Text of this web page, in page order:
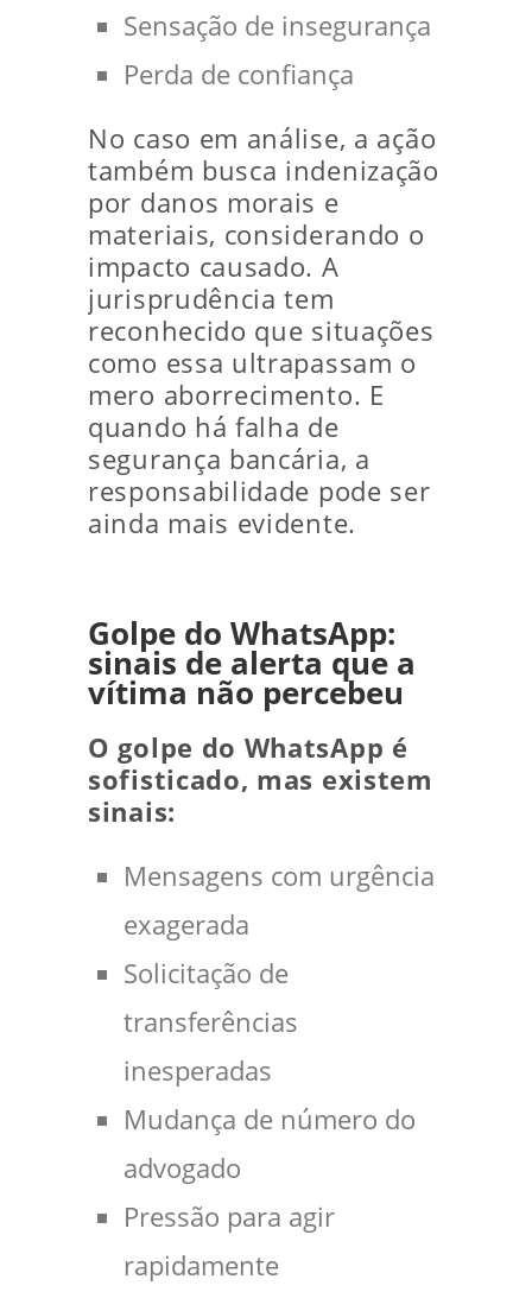
Sensação de insegurança
Perda de confiança
No caso em análise, a ação
também busca indenização
por danos morais e
materiais, considerando o
impacto causado. A
jurisprudência tem
reconhecido que situações
como essa ultrapassam o
mero aborrecimento. E
quando há falha de
segurança bancária, a
responsabilidade pode ser
ainda mais evidente.
Golpe do WhatsApp:
sinais de alerta que a
vítima não percebeu
O golpe do WhatsApp é
sofisticado, mas existem
sinais:
Mensagens com urgência
exagerada
Solicitação de
transferências
inesperadas
Mudança de número do
advogado
Pressão para agir
rapidamente